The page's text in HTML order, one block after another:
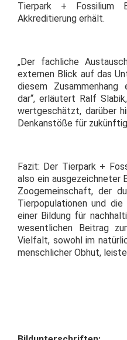
Tierpark + Fossilium
Akkreditierung erhält.
„Der fachliche
externen Blick auf das
diesem Zusammenhang
dar“, erläutert Ralf
wertgeschätzt, darüber
Denkanstöße für
Fazit: Der Tierpark +
also ein ausgezeichneter
Zoogemeinschaft, der
Tierpopulationen und
einer Bildung für
wesentlichen Beitrag
Vielfalt, sowohl im
menschlicher Obhut,